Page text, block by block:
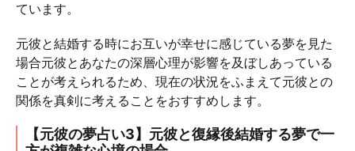
ています。
元彼と結婚する時にお互いが幸せに感じている夢を見た
場合元彼とあなたの深層心理が影響を及ぼしあっている
ことが考えられるため、現在の状況をふまえて元彼との
関係を真剣に考えることをおすすめします。
【元彼の夢占い3】元彼と復縁後結婚する夢で一